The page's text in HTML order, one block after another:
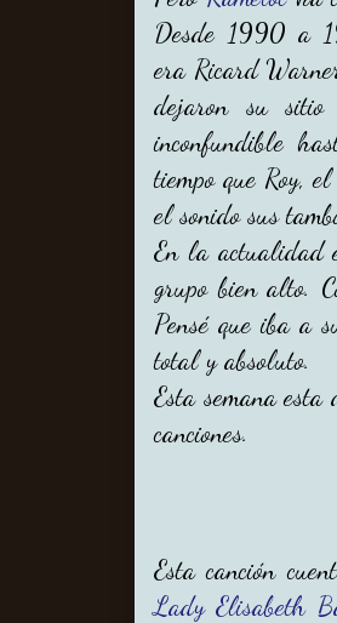
Desde 1990 a
era Ricard
dejaron su
inconfundible
tiempo que Roy,
el sonido sus
En la actualidad
grupo bien alto.
Pensé que iba a
total y absoluto.
Esta semana
canciones.
Esta canción
Lady Elisabeth